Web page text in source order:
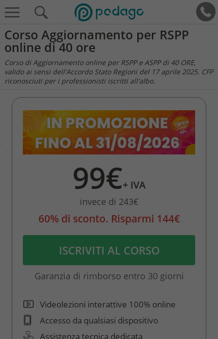
Corso Aggiornamento per RSPP
online di 40 ore
Corso di Aggiornamento online per RSPP e ASPP di 40 ORE,
valido ai sensi dell'Accordo Stato Regioni del 17 aprile 2025. CFP
riconosciuti per i professionisti iscritti all'albo.
99€+ IVA
invece di 243€
60% di sconto. Risparmi 144€
ISCRIVITI AL CORSO
Garanzia di rimborso entro 30 giorni
Videolezioni interattive 100% online
Accesso da qualsiasi dispositivo
Assistenza tecnica dedicata